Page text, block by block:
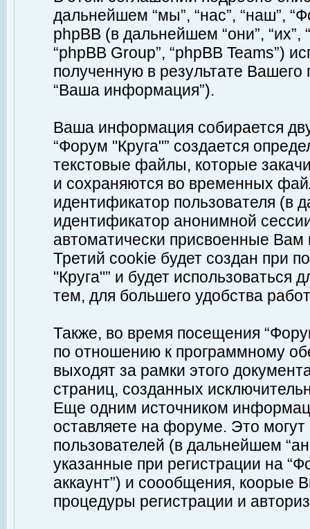
дальнейшем “мы”, “нас”, “наш”,
phpBB (в дальнейшем “они”, “их”,
“phpBB Group”, “phpBB Teams”)
полученную в результате
“Ваша информация”).
Ваша информация собирается
“Форум "Круга"” создается
текстовые файлы, которые
и сохраняются во временных
идентификатор пользователя (в
идентификатор анонимной
автоматически присвоенные
Третий cookie будет создан при
"Круга"” и будет
тем, для большего удобства
Также, во время посещения
по отношению к программному
выходят за рамки этого
страниц, созданных
Еще одним источником
оставляете на форуме. Это
пользователей (в дальнейшем
указанные при регистрации на
аккаунт”) и соообщения, коорые
процедуры регистрации и